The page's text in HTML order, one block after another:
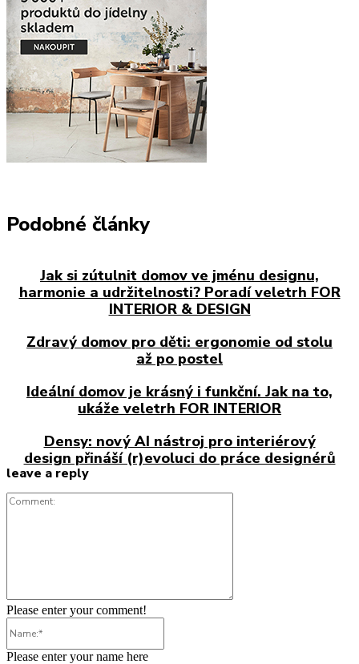
Podobné články
Jak si zútulnit domov ve jménu designu,
harmonie a udržitelnosti? Poradí veletrh FOR
INTERIOR & DESIGN
Zdravý domov pro děti: ergonomie od stolu
až po postel
Ideální domov je krásný i funkční. Jak na to,
ukáže veletrh FOR INTERIOR
Densy: nový AI nástroj pro interiérový
design přináší (r)evoluci do práce designérů
leave a reply
Please enter your comment!
Please enter your name here